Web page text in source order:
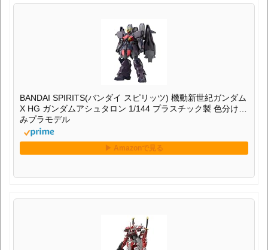
BANDAI SPIRITS(バンダイ スピリッツ) 機動新世紀ガンダム
X HG ガンダムアシュタロン 1/144 プラスチック製 色分け済
みプラモデル